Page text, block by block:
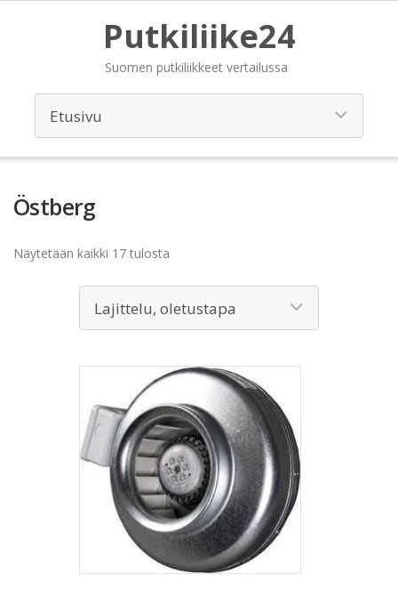
Putkiliike24
Suomen putkiliikkeet vertailussa
Östberg
Näytetään kaikki 17 tulosta